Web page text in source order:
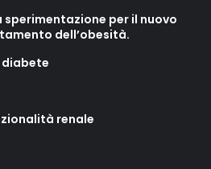
per il nuovo
dell’obesità.
diabete
renale